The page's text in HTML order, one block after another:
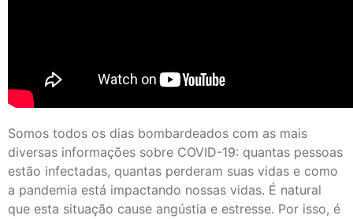
Somos todos os dias bombardeados com as mais
diversas informações sobre COVID-19: quantas pessoas
estão infectadas, quantas perderam suas vidas e como
a pandemia está impactando nossas vidas. É natural
que esta situação cause angústia e estresse. Por isso, é